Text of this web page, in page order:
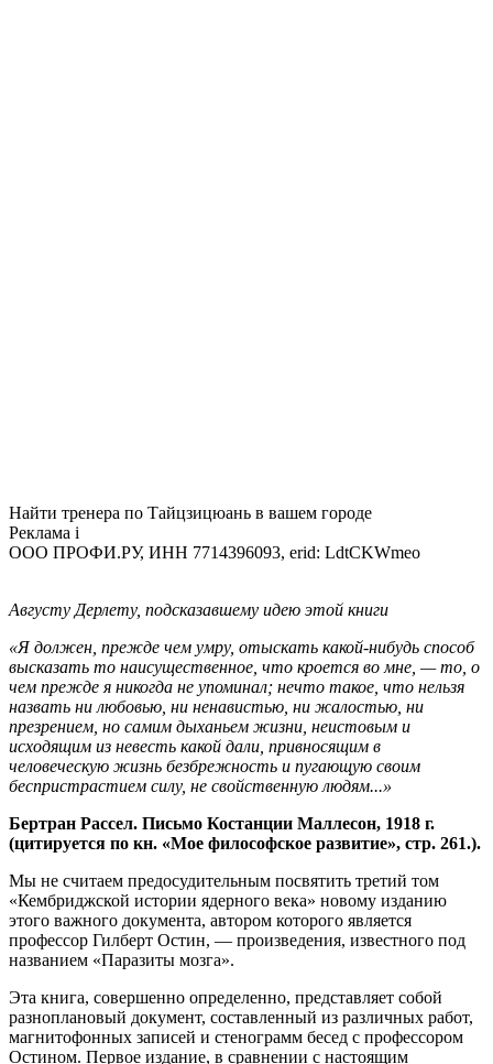
Найти тренера по Тайцзицюань в вашем городе
Реклама i
ООО ПРОФИ.РУ, ИНН 7714396093, erid: LdtCKWmeo
Августу Дерлету, подсказавшему идею этой книги
«Я должен, прежде чем умру, отыскать какой‑нибудь способ
высказать то наисущественное, что кроется во мне, — то, о
чем прежде я никогда не упоминал; нечто такое, что нельзя
назвать ни любовью, ни ненавистью, ни жалостью, ни
презрением, но самим дыханьем жизни, неистовым и
исходящим из невесть какой дали, привносящим в
человеческую жизнь безбрежность и пугающую своим
беспристрастием силу, не свойственную людям...»
Бертран Рассел. Письмо Костанции Маллесон, 1918 г.
(цитируется по кн. «Мое философское развитие», стр. 261.).
Мы не считаем предосудительным посвятить третий том
«Кембриджской истории ядерного века» новому изданию
этого важного документа, автором которого является
профессор Гилберт Остин, — произведения, известного под
названием «Паразиты мозга».
Эта книга, совершенно определенно, представляет собой
разноплановый документ, составленный из различных работ,
магнитофонных записей и стенограмм бесед с профессором
Остином. Первое издание, в сравнении с настоящим